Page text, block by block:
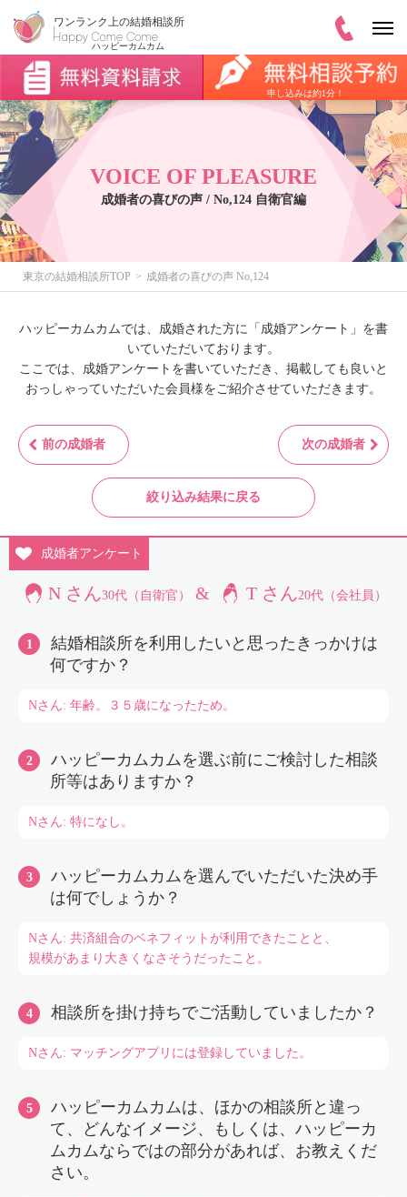
申し込みは約1分！
VOICE OF PLEASURE
成婚者の喜びの声 / No,124 自衛官編
東京の結婚相談所TOP 成婚者の喜びの声 No,124
ハッピーカムカムでは、成婚された方に「成婚アンケート」を書
いていただいております。
ここでは、成婚アンケートを書いていただき、掲載しても良いと
おっしゃっていただいた会員様をご紹介させていただきます。
前の成婚者 次の成婚者
絞り込み結果に戻る
成婚者アンケート
N さん30代（自衛官） & T さん20代（会社員）
結婚相談所を利用したいと思ったきっかけは
何ですか？
Nさん: 年齢。３５歳になったため。
ハッピーカムカムを選ぶ前にご検討した相談
所等はありますか？
Nさん: 特になし。
ハッピーカムカムを選んでいただいた決め手
は何でしょうか？
Nさん: 共済組合のベネフィットが利用できたことと、
規模があまり大きくなさそうだったこと。
相談所を掛け持ちでご活動していましたか？
Nさん: マッチングアプリには登録していました。
ハッピーカムカムは、ほかの相談所と違っ
て、どんなイメージ、もしくは、ハッピーカ
ムカムならではの部分があれば、お教えくだ
さい。